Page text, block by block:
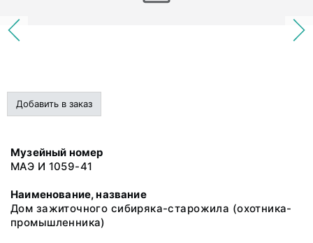
Добавить в заказ
Музейный номер
МАЭ И 1059-41
Наименование, название
Дом зажиточного сибиряка-старожила (охотника-
промышленника)